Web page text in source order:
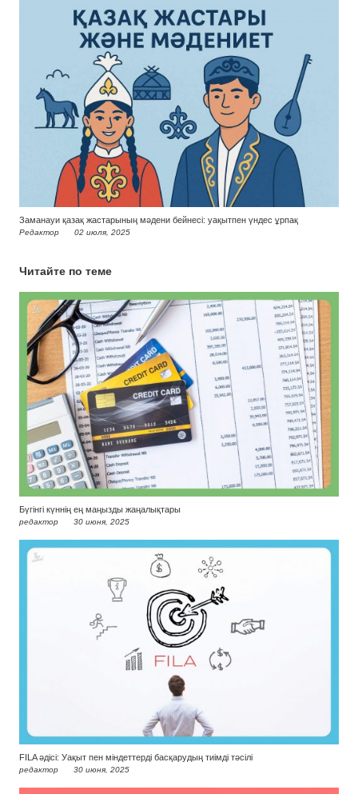
Заманауи қазақ жастарының мәдени бейнесі: уақытпен үндес ұрпақ
Редактор 02 июля, 2025
Читайте по теме
Бүгінгі күннің ең маңызды жаңалықтары
редактор 30 июня, 2025
FILA әдісі: Уақыт пен міндеттерді басқарудың тиімді тәсілі
редактор 30 июня, 2025